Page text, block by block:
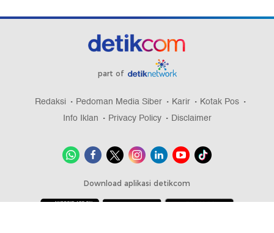
part of
Redaksi Pedoman Media Siber Karir
Kotak Pos
Info Iklan
Privacy Policy Disclaimer
Download aplikasi detikcom